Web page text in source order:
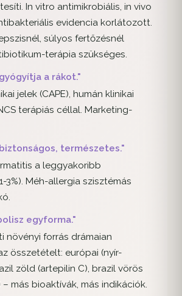
In vitro antimikrobiális, in vivo
evidencia korlátozott.
súlyos fertőzésnél
terápia szükséges.
a rákot."
jelek (CAPE), humán klinikai
terápiás céllal. Marketing-
természetes."
a leggyakoribb
3%). Méh-allergia szisztémás
egyforma."
növényi forrás drámaian
összetételt: európai (nyír-
zöld (artepilin C), brazil vörös
más bioaktívák, más indikációk.